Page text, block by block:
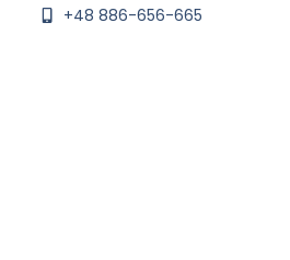
+48 886-656-665